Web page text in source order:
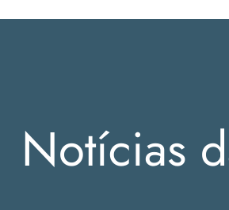
Notícias